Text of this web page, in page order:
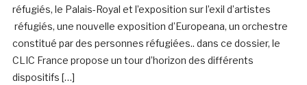
réfugiés, le Palais-Royal et l’exposition sur l’exil d’artistes
réfugiés, une nouvelle exposition d’Europeana, un orchestre
constitué par des personnes réfugiées.. dans ce dossier, le
CLIC France propose un tour d’horizon des différents
dispositifs […]